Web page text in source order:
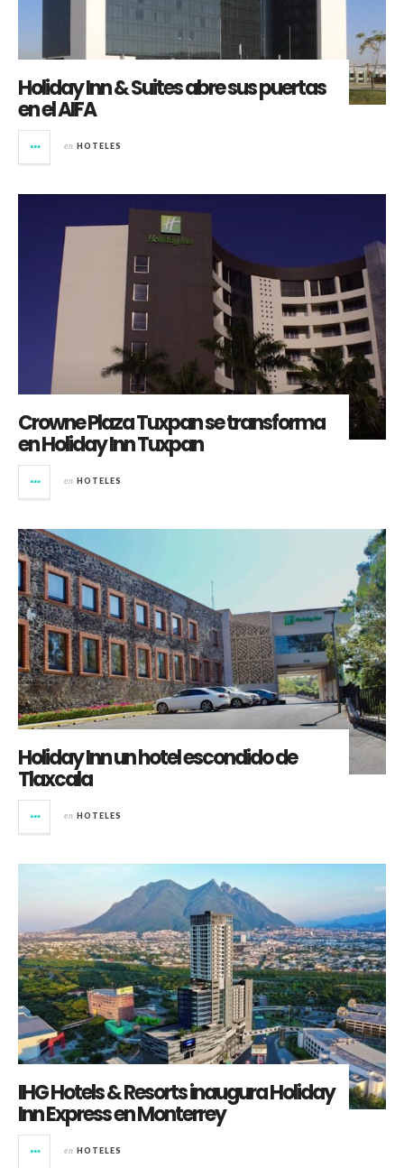
Holiday Inn & Suites abre sus puertas
en el AIFA
en HOTELES
Crowne Plaza Tuxpan se transforma
en Holiday Inn Tuxpan
en HOTELES
Holiday Inn un hotel escondido de
Tlaxcala
en HOTELES
IHG Hotels & Resorts inaugura Holiday
Inn Express en Monterrey
en HOTELES